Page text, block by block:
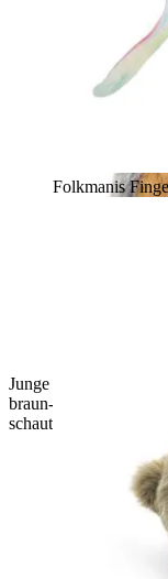
Junge hält die
braun-grau-schwarz
schaut sie lächelnd an.
Folkmanis